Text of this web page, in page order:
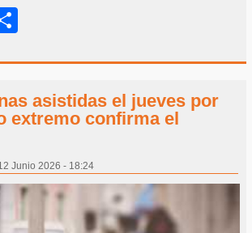
asistidas el jueves por
extremo confirma el
Junio 2026 - 18:24